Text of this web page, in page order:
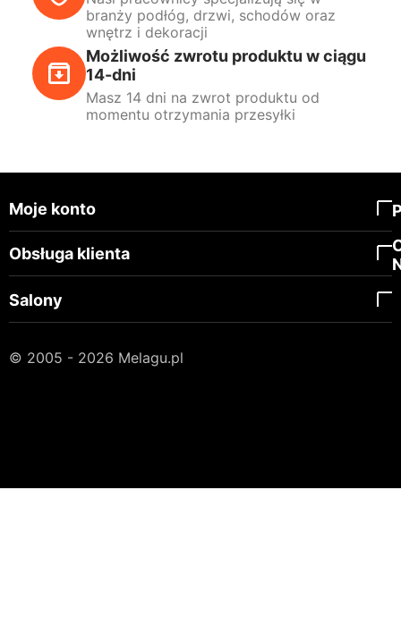
branży podłóg, drzwi, schodów oraz
wnętrz i dekoracji
Możliwość zwrotu produktu w ciągu
14-dni
Masz 14 dni na zwrot produktu od
momentu otrzymania przesyłki
Moje konto
Obsługa klienta
Salony
© 2005 - 2026 Melagu.pl